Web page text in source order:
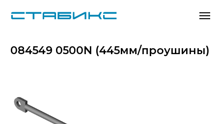
084549 0500N (445мм/проушины)